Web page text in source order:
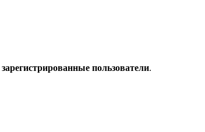
зарегистрированные пользователи.